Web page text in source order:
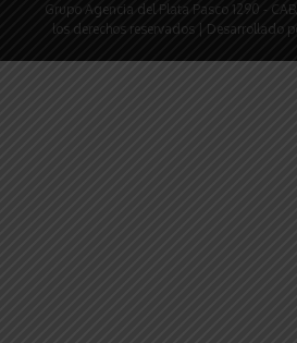
Grupo Agencia del Plata Pasco 1290 -
los derechos reservados | Desarrollado